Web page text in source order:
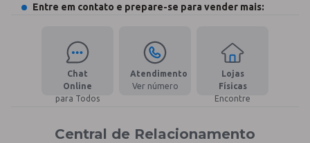
Entre em contato e prepare-se para vender mais:
Chat
Online
para Todos
Atendimento
Ver número
Lojas
Físicas
Encontre
Central de Relacionamento